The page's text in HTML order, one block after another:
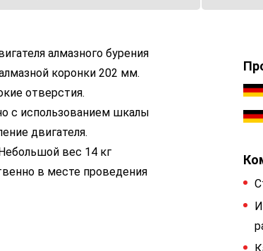
алмазного бурения
коронки 202 мм.
отверстия.
с использованием шкалы
двигателя.
вес 14 кг
в месте проведения